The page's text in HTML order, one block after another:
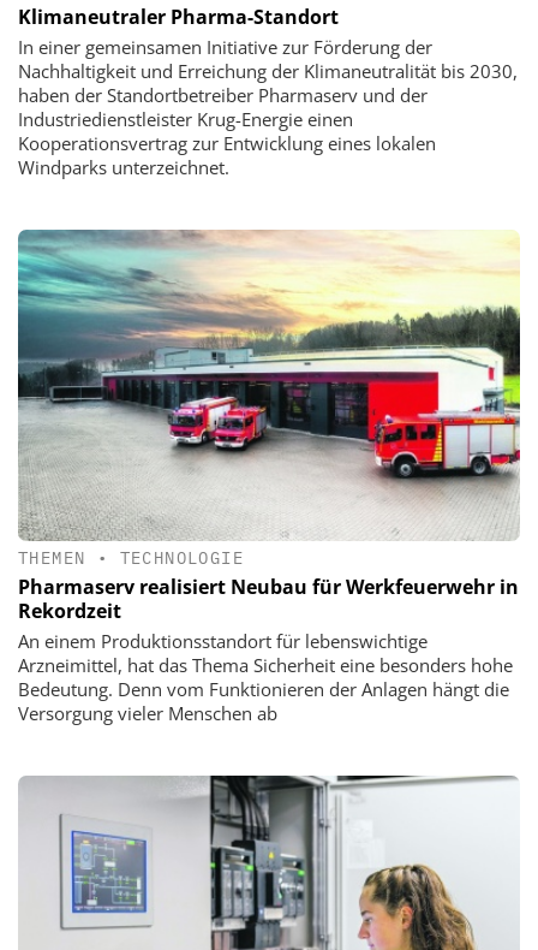
Klimaneutraler Pharma-Standort
In einer gemeinsamen Initiative zur Förderung der
Nachhaltigkeit und Erreichung der Klimaneutralität bis 2030,
haben der Standortbetreiber Pharmaserv und der
Industriedienstleister Krug-Energie einen
Kooperationsvertrag zur Entwicklung eines lokalen
Windparks unterzeichnet.
THEMEN • TECHNOLOGIE
Pharmaserv realisiert Neubau für Werkfeuerwehr in
Rekordzeit
An einem Produktionsstandort für lebenswichtige
Arzneimittel, hat das Thema Sicherheit eine besonders hohe
Bedeutung. Denn vom Funktionieren der Anlagen hängt die
Versorgung vieler Menschen ab